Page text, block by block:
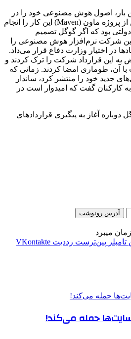
بار، اصول هوش مصنوعی خود را در
سال ۲۰۱۸ منتشر کرد، پس از پروژه ماون (Maven) این کار را انجام
بود که اگر گوگل تصمیم
شرکت نرم‌افزار هوش مصنوعی را
در اختیار وزارت دفاع قرار می‌داد.
به این قرارداد شرکت را ترک کردند و
با آن، طوماری امضا کردند. زمانی که
جدید خود را منتشر کرد، ساندار
کارکنان گفت که امیدوار است در
حال تا سال ۲۰۲۱ گوگل دوباره آغاز به پیگیری قراردادهای
آدرس رونوشت
‫تامبلر ‫پین‌ترست ‫رددیت ‫VKontakte
حمله می‌کند!